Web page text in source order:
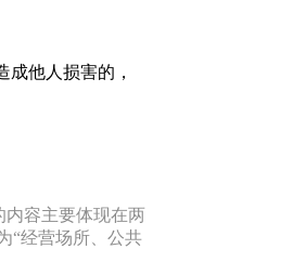
他人损害的，
内容主要体现在两
“经营场所、公共